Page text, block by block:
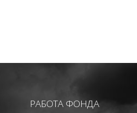
РАБОТА ФОНДА